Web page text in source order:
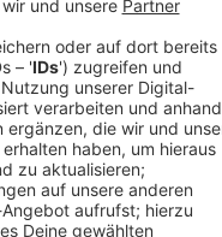
Nachrichten(Eil-